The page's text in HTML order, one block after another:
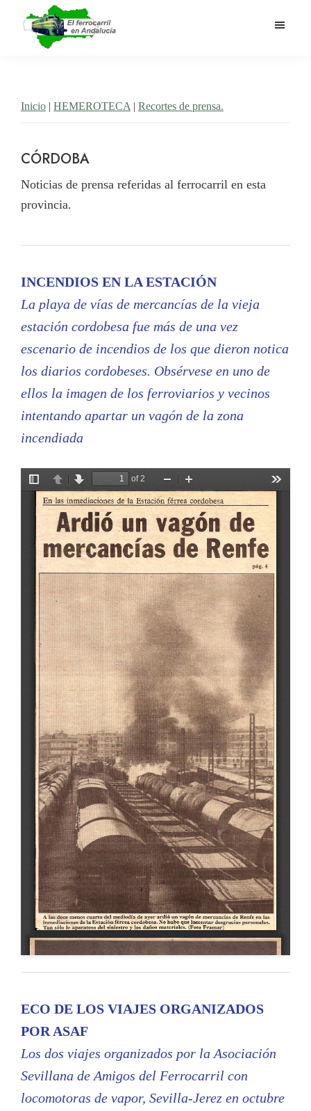
contenido
Andalucía
ferrocarril
Inicio | HEMEROTECA | Recortes de prensa.
CÓRDOBA
Noticias de prensa referidas al ferrocarril en esta
provincia.
INCENDIOS EN LA ESTACIÓN
La playa de vías de mercancías de la vieja
estación cordobesa fue más de una vez
escenario de incendios de los que dieron notica
los diarios cordobeses. Obsérvese en uno de
ellos la imagen de los ferroviarios y vecinos
intentando apartar un vagón de la zona
incendiada
ECO DE LOS VIAJES ORGANIZADOS
POR ASAF
Los dos viajes organizados por la Asociación
Sevillana de Amigos del Ferrocarril con
locomotoras de vapor, Sevilla-Jerez en octubre